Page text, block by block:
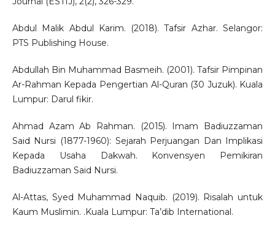
Abdul Malik Abdul Karim. (2018). Tafsir Azhar. Selangor:
PTS Publishing House.
Abdullah Bin Muhammad Basmeih. (2001). Tafsir Pimpinan
Ar-Rahman Kepada Pengertian Al-Quran (30 Juzuk). Kuala
Lumpur: Darul fikir.
Ahmad Azam Ab Rahman. (2015). Imam Badiuzzaman
Said Nursi (1877-1960): Sejarah Perjuangan Dan Implikasi
Kepada Usaha Dakwah. Konvensyen Pemikiran
Badiuzzaman Said Nursi.
Al-Attas, Syed Muhammad Naquib. (2019). Risalah untuk
Kaum Muslimin. .Kuala Lumpur: Ta’dib International.